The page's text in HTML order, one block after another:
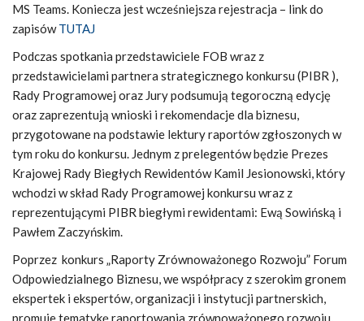
MS Teams. Koniecza jest wcześniejsza rejestracja – link do
zapisówTUTAJ
Podczas spotkania przedstawiciele FOB wraz z
przedstawicielami partnera strategicznego konkursu (PIBR ),
Rady Programowej oraz Jury podsumują tegoroczną edycję
oraz zaprezentują wnioski i rekomendacje dla biznesu,
przygotowane na podstawie lektury raportów zgłoszonych w
tym roku do konkursu. Jednym z prelegentów będzie Prezes
Krajowej Rady Biegłych Rewidentów Kamil Jesionowski, który
wchodzi w skład Rady Programowej konkursu wraz z
reprezentującymi PIBR biegłymi rewidentami: Ewą Sowińską i
Pawłem Zaczyńskim.
Poprzez konkurs „Raporty Zrównoważonego Rozwoju” Forum
Odpowiedzialnego Biznesu, we współpracy z szerokim gronem
ekspertek i ekspertów, organizacji i instytucji partnerskich,
promuje tematykę raportowania zrównoważonego rozwoju,